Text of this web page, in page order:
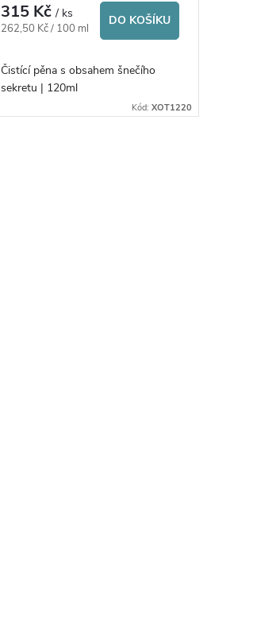
315 Kč/ ks
Měrná
262,50 Kč / 100 ml
DO KOŠÍKU
Čistící pěna s obsahem šnečího
sekretu | 120ml
Kód:XOT1220